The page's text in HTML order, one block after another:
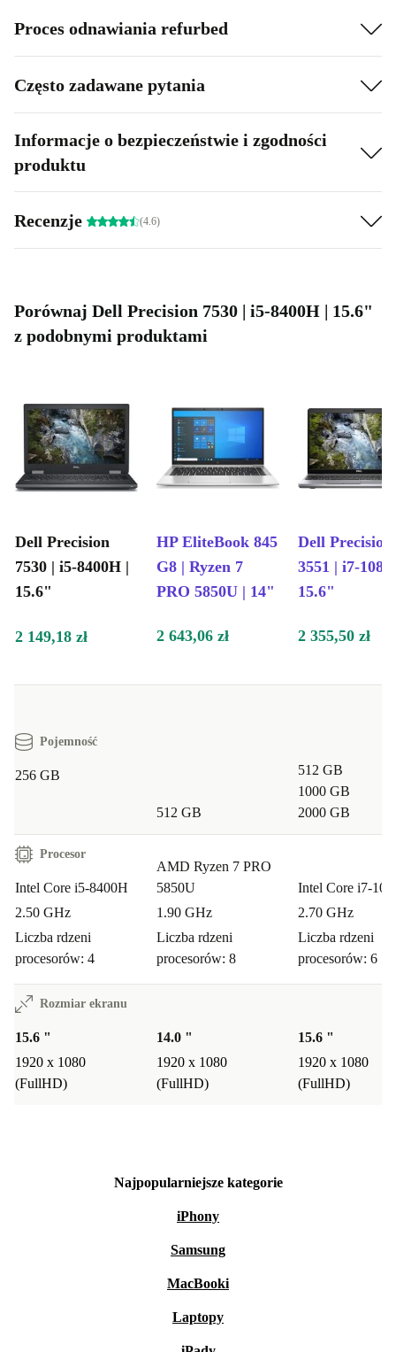
Proces odnawiania refurbed
Często zadawane pytania
Informacje o bezpieczeństwie i zgodności
produktu
Recenzje (4.6)
Porównaj Dell Precision 7530 | i5-8400H | 15.6"
z podobnymi produktami
Dell Precision
7530 | i5-8400H |
15.6"
HP EliteBook 845
G8 | Ryzen 7
PRO 5850U | 14"
Dell Precision
3551 | i7-
15.6"
2 149,18 zł 2 643,06 zł 2 355,50 zł
Pojemność
256 GB
512 GB
512 GB
1000 GB
2000 GB
Procesor
Intel Core i5-8400H
2.50 GHz
Liczba rdzeni
procesorów: 4
AMD Ryzen 7 PRO
5850U
1.90 GHz
Liczba rdzeni
procesorów: 8
Intel Core i7-
2.70 GHz
Liczba rdzeni
procesorów: 6
Rozmiar ekranu
15.6 "
1920 x 1080
(FullHD)
14.0 "
1920 x 1080
(FullHD)
15.6 "
1920 x 1080
(FullHD)
Najpopularniejsze kategorie
iPhony
Samsung
MacBooki
Laptopy